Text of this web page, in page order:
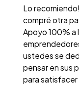
Lo
compré otra
Apoyo 100% a
ustedes se
pensar en sus
para satisfacer